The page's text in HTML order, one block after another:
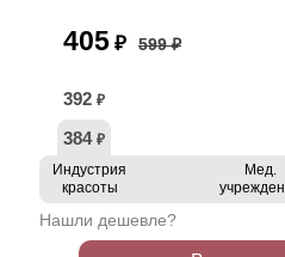
405 ₽ 599 ₽
392 ₽
384 ₽
Индустрия
красоты
Мед.
Нашли дешевле?